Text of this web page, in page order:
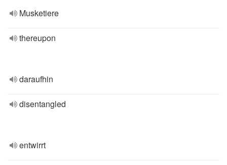
Musketiere
thereupon
daraufhin
disentangled
entwirrt